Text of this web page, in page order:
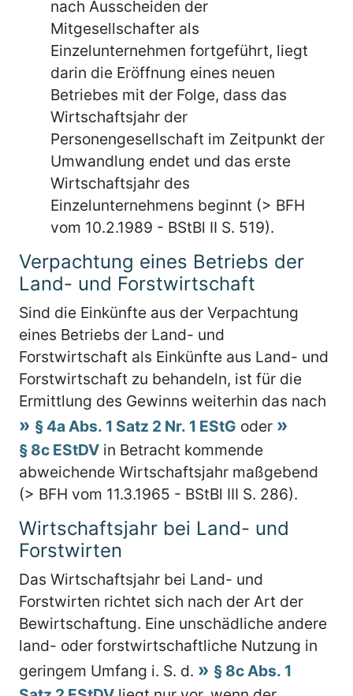
nach Ausscheiden der
Mitgesellschafter als
Einzelunternehmen fortgeführt, liegt
darin die Eröffnung eines neuen
Betriebes mit der Folge, dass das
Wirtschaftsjahr der
Personengesellschaft im Zeitpunkt der
Umwandlung endet und das erste
Wirtschaftsjahr des
Einzelunternehmens beginnt (> BFH
vom 10.2.1989 - BStBl II S. 519).
Verpachtung eines Betriebs der
Land- und Forstwirtschaft
Sind die Einkünfte aus der Verpachtung
eines Betriebs der Land- und
Forstwirtschaft als Einkünfte aus Land- und
Forstwirtschaft zu behandeln, ist für die
Ermittlung des Gewinns weiterhin das nach
§ 4a Abs. 1 Satz 2 Nr. 1 EStG oder
§ 8c EStDV in Betracht kommende
abweichende Wirtschaftsjahr maßgebend
(> BFH vom 11.3.1965 - BStBl III S. 286).
Wirtschaftsjahr bei Land- und
Forstwirten
Das Wirtschaftsjahr bei Land- und
Forstwirten richtet sich nach der Art der
Bewirtschaftung. Eine unschädliche andere
land- oder forstwirtschaftliche Nutzung in
geringem Umfang i. S. d.
§ 8c Abs. 1